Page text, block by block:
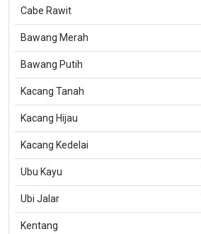
Cabe Rawit
Bawang Merah
Bawang Putih
Kacang Tanah
Kacang Hijau
Kacang Kedelai
Ubu Kayu
Ubi Jalar
Kentang